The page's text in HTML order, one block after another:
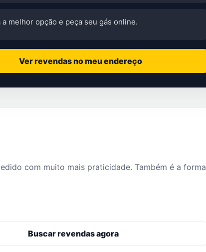
a melhor opção e peça seu gás online.
Ver revendas no meu endereço
com muito mais praticidade. Também é a forma
Buscar revendas agora